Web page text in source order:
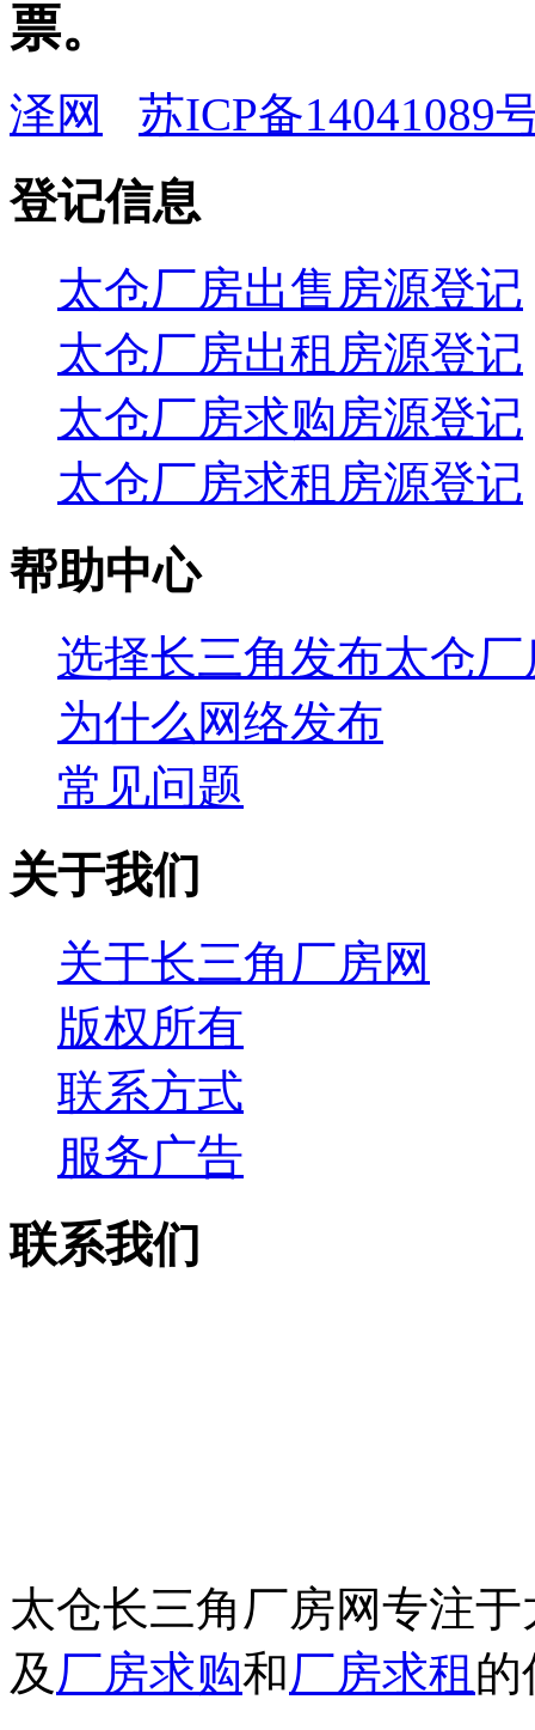
票。
泽网 苏ICP备14041089
登记信息
太仓厂房出售房源登记
太仓厂房出租房源登记
太仓厂房求购房源登记
太仓厂房求租房源登记
帮助中心
选择长三角发布太仓
为什么网络发布
常见问题
关于我们
关于长三角厂房网
版权所有
联系方式
服务广告
联系我们
太仓长三角厂房网专注
及 厂房求购和厂房求租 的